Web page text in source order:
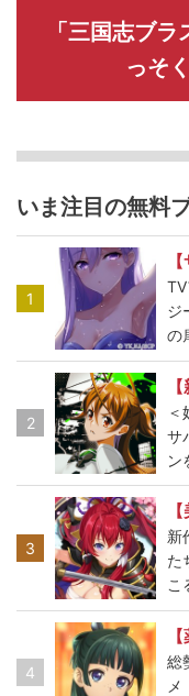
「三国志ブ
っそ
いま注目の無料
1
ジ
の
2
＜
サ
ン
3
新
た
こ
4
総